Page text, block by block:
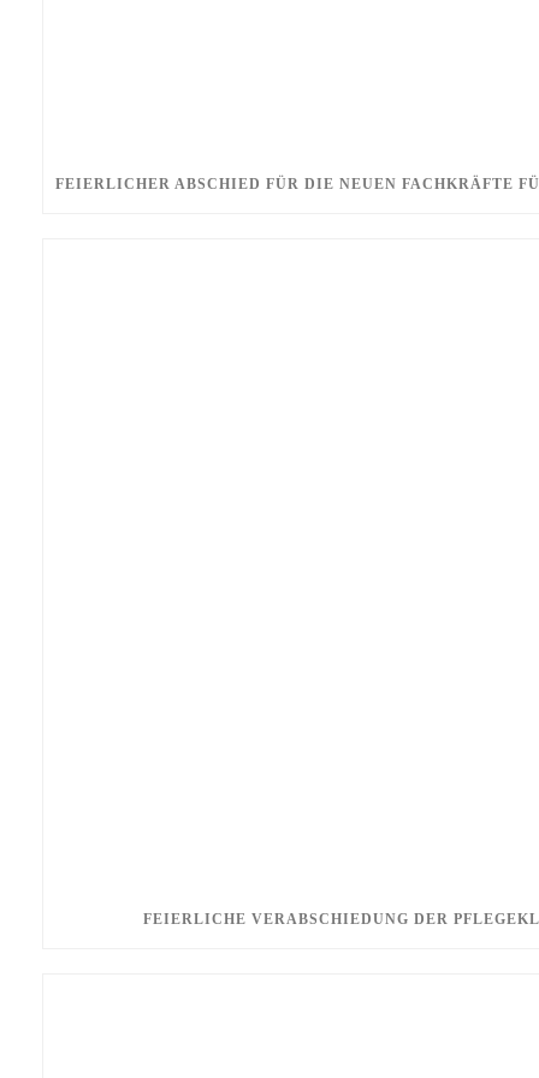
FEIERLICHER ABSCHIED FÜR DIE NEUEN FACHKRÄFTE
FEIERLICHE VERABSCHIEDUNG DER